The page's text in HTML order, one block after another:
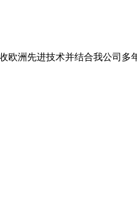
洲先进技术并结合我公司